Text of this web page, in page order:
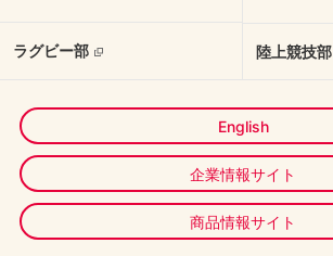
English
企業情報サイト
商品情報サイト
ラグビー部 陸上競技部